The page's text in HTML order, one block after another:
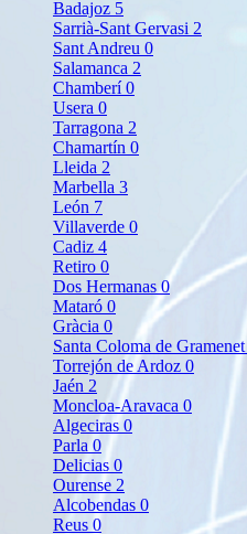
Badajoz 5
Sarrià-Sant Gervasi 2
Sant Andreu 0
Salamanca 2
Chamberí0
Usera 0
Tarragona 2
Chamartín 0
Lleida 2
Marbella 3
León 7
Villaverde 0
Cadiz 4
Retiro 0
Dos Hermanas0
Mataró 0
Gràcia 0
Santa Coloma de Gramenet
Torrejón de Ardoz 0
Jaén 2
Moncloa-Aravaca 0
Algeciras 0
Parla 0
Delicias 0
Ourense 2
Alcobendas 0
Reus 0